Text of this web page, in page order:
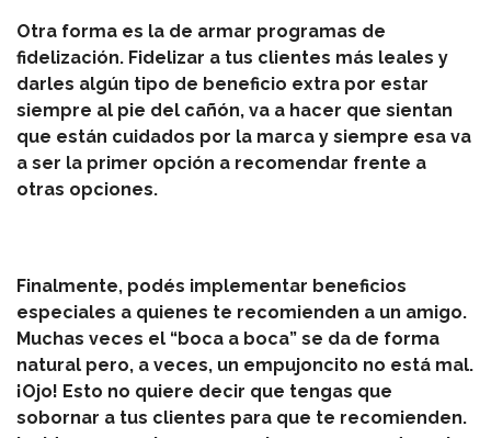
Otra forma es la de armar programas de
fidelización. Fidelizar a tus clientes más leales y
darles algún tipo de beneficio extra por estar
siempre al pie del cañón, va a hacer que sientan
que están cuidados por la marca y siempre esa va
a ser la primer opción a recomendar frente a
otras opciones.
Finalmente, podés implementar beneficios
especiales a quienes te recomienden a un amigo.
Muchas veces el “boca a boca” se da de forma
natural pero, a veces, un empujoncito no está mal.
¡Ojo! Esto no quiere decir que tengas que
sobornar a tus clientes para que te recomienden.